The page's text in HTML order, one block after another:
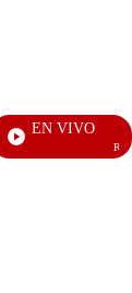
EN VIVO
Rafael